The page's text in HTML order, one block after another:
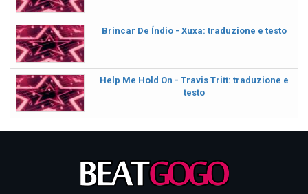
Brincar De Índio - Xuxa: traduzione e testo
Help Me Hold On - Travis Tritt: traduzione e
testo